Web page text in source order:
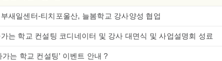
새일센터-티치포울산, 늘봄학교 강사양성 협업
는 학교 컨설팅 코디네이터 및 강사 대면식 및 사업설명회 성료
가는 학교 컨설팅’ 이벤트 안내 ?